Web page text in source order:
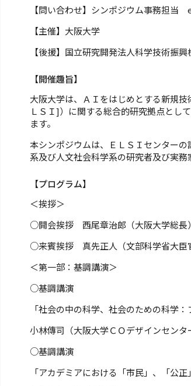
【問い合わせ】シンポジウム事務担
【主催】大阪大学
【後援】国立研究開発法人科学技術振興
【開催趣旨】
大阪大学は、ＡＩをはじめとする新規
ＬＳＩ]）に関する総合的研究拠点とし
ます。
本シンポジウムは、ＥＬＳＩセンター
系及び人文社会科学系の研究者及び実務
【プログラム】
＜挨拶＞
○開会挨拶 西尾章治郎（大阪大学総長）
○来賓挨拶 真先正人（文部科学省大臣
＜第一部：基調講演＞
○基調講演
「社会の中の科学、社会のための科学：
小林傳司（大阪大学ＣＯデザインセンタ
○基調講演
「アカデミアにおける「市民」、「公